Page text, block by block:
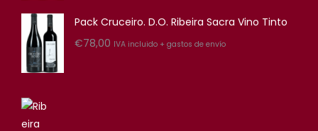
Pack Cruceiro. D.O. Ribeira Sacra Vino Tinto
€78,00 IVA incluido + gastos de envío